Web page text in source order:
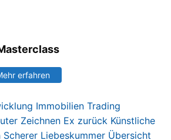
erfahren
Immobilien Trading
r Zeichnen Ex zurück Künstliche
Scherer Liebeskummer Übersicht